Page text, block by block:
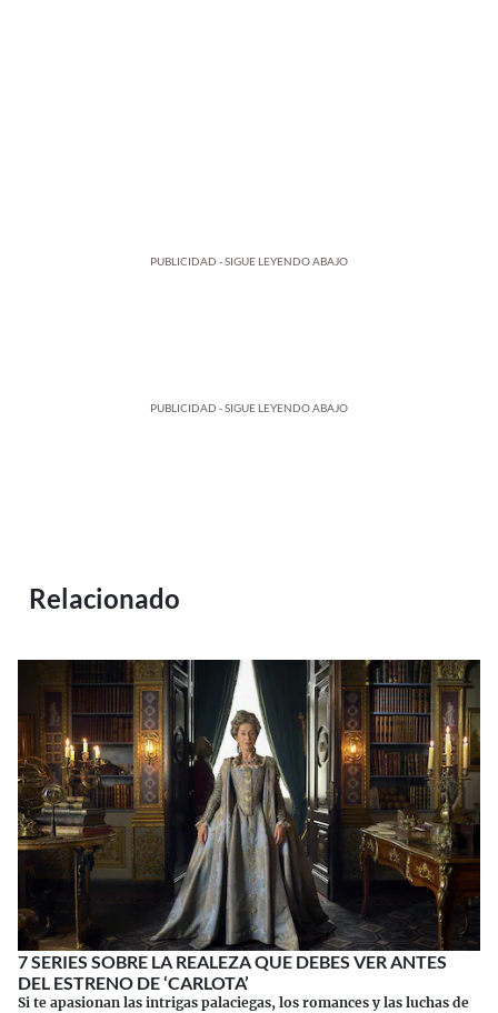
PUBLICIDAD - SIGUE LEYENDO ABAJO
PUBLICIDAD - SIGUE LEYENDO ABAJO
Relacionado
7 SERIES SOBRE LA REALEZA QUE DEBES VER ANTES
DEL ESTRENO DE ‘CARLOTA’
Si te apasionan las intrigas palaciegas, los romances y las luchas de